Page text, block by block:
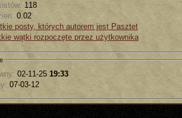
118
0.02
posty, których autorem jest Pasztet
wątki rozpoczęte przez użytkownika
02-11-25 19:33
07-03-12